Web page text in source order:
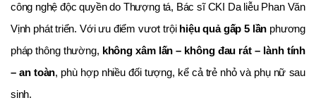
công nghệ độc quyền do Thượng tá, Bác sĩ CKI Da liễu Phan Văn
Vịnh phát triển. Với ưu điểm vươt trội hiệu quả gấp 5 lần phương
pháp thông thường, không xâm lấn – không đau rát – lành tính
– an toàn, phù hợp nhiều đối tượng, kể cả trẻ nhỏ và phụ nữ sau
sinh.